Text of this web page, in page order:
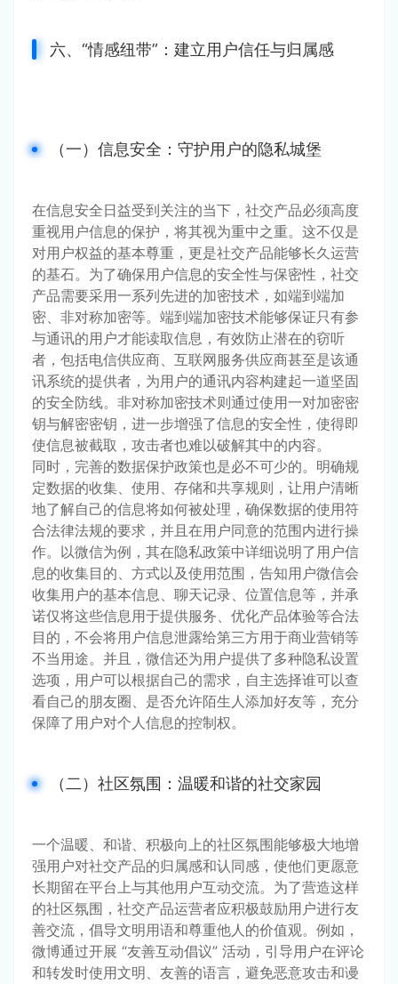
六、“情感纽带”：建立用户信任与归属感
（一）信息安全：守护用户的隐私城堡
在信息安全日益受到关注的当下，社交产品必须高度
重视用户信息的保护，将其视为重中之重。这不仅是
对用户权益的基本尊重，更是社交产品能够长久运营
的基石。为了确保用户信息的安全性与保密性，社交
产品需要采用一系列先进的加密技术，如端到端加
密、非对称加密等。端到端加密技术能够保证只有参
与通讯的用户才能读取信息，有效防止潜在的窃听
者，包括电信供应商、互联网服务供应商甚至是该通
讯系统的提供者，为用户的通讯内容构建起一道坚固
的安全防线。非对称加密技术则通过使用一对加密密
钥与解密密钥，进一步增强了信息的安全性，使得即
使信息被截取，攻击者也难以破解其中的内容。
同时，完善的数据保护政策也是必不可少的。明确规
定数据的收集、使用、存储和共享规则，让用户清晰
地了解自己的信息将如何被处理，确保数据的使用符
合法律法规的要求，并且在用户同意的范围内进行操
作。以微信为例，其在隐私政策中详细说明了用户信
息的收集目的、方式以及使用范围，告知用户微信会
收集用户的基本信息、聊天记录、位置信息等，并承
诺仅将这些信息用于提供服务、优化产品体验等合法
目的，不会将用户信息泄露给第三方用于商业营销等
不当用途。并且，微信还为用户提供了多种隐私设置
选项，用户可以根据自己的需求，自主选择谁可以查
看自己的朋友圈、是否允许陌生人添加好友等，充分
保障了用户对个人信息的控制权。
（二）社区氛围：温暖和谐的社交家园
一个温暖、和谐、积极向上的社区氛围能够极大地增
强用户对社交产品的归属感和认同感，使他们更愿意
长期留在平台上与其他用户互动交流。为了营造这样
的社区氛围，社交产品运营者应积极鼓励用户进行友
善交流，倡导文明用语和尊重他人的价值观。例如，
微博通过开展 “友善互动倡议” 活动，引导用户在评论
和转发时使用文明、友善的语言，避免恶意攻击和谩